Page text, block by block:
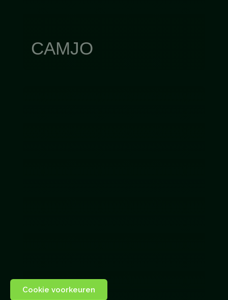
Cookie voorkeuren
CAMJO